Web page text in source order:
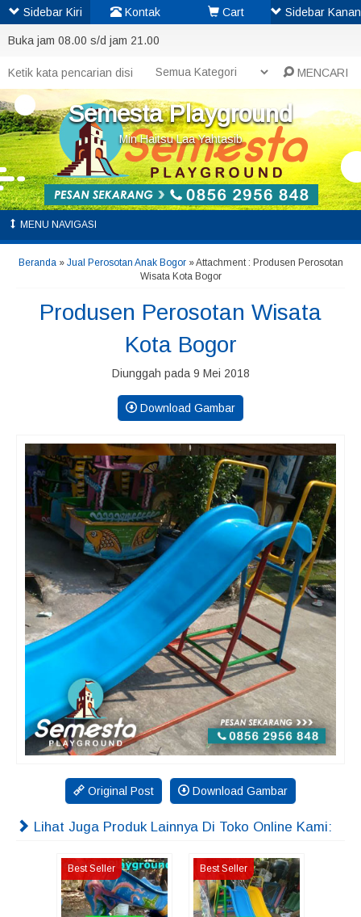
Buka jam 08.00 s/d jam 21.00
MENCARI
Semesta Playground
Min Haitsu Laa Yahtasib
MENU NAVIGASI
Beranda» Jual Perosotan Anak Bogor» Attachment : Produsen Perosotan
Wisata Kota Bogor
Produsen Perosotan Wisata
Kota Bogor
Diunggah pada 9 Mei 2018
Download Gambar
Original Post Download Gambar
Lihat Juga Produk Lainnya Di Toko Online Kami:
Best Seller Best Seller
Sidebar Kiri Kontak Cart Sidebar Kanan